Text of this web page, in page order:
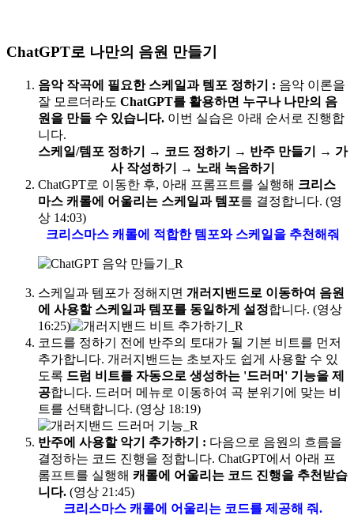
ChatGPT로 나만의 음원 만들기
음악 작곡에 필요한 스케일과 템포 정하기 : 음악 이론을
잘 모르더라도 ChatGPT를 활용하면 누구나 나만의 음
원을 만들 수 있습니다. 이번 실습은 아래 순서로 진행합
니다.
스케일/템포 정하기
→ 코드 정하기 → 반주 만들기 → 가
사 작성하기
→ 노래 녹음하기
ChatGPT로 이동한 후, 아래 프롬프트를 실행해 크리스
마스 캐롤에 어울리는 스케일과 템포를 결정합니다. (영
상 14:03)
크리스마스 캐롤에 적합한 템포와 스케일을 추천해줘
스케일과 템포가 정해지면 개러지밴드로 이동하여 음원
에 사용할 스케일과 템포를 동일하게 설정합니다. (영상
16:25)
코드를 정하기 전에 반주의 토대가 될 기본 비트를 먼저
추가합니다. 개러지밴드는 초보자도 쉽게 사용할 수 있
도록 드럼 비트를 자동으로 생성하는 '드러머' 기능을 제
공합니다. 드러머 메뉴로 이동하여 곡 분위기에 맞는 비
트를 선택합니다. (영상 18:19)
반주에 사용할 악기 추가하기 : 다음으로 음원의 흐름을
결정하는 코드 진행을 정합니다. ChatGPT에서 아래 프
롬프트를 실행해 캐롤에 어울리는 코드 진행을 추천받습
니다. (영상 21:45)
크리스마스 캐롤에 어울리는 코드를 제공해 줘.